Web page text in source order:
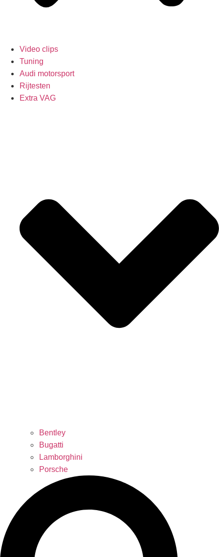
Video clips
Tuning
Audi motorsport
Rijtesten
Extra VAG
Bentley
Bugatti
Lamborghini
Porsche